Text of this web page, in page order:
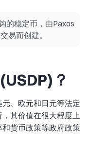
的稳定币，由Paxos
易而创建。
？
、欧元和日元等法定
其价值在很大程度上
货币政策等政府政策